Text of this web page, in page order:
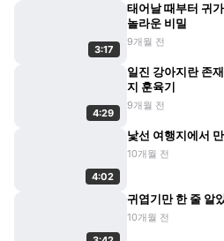
3:17
태어날 때부터 귀
놀라운 비밀
9개월 전
4:29
일진 강아지란 존
지 훈육기
9개월 전
4:02
낯선 여행지에서
10개월 전
귀엽기만 한 줄 알
10개월 전